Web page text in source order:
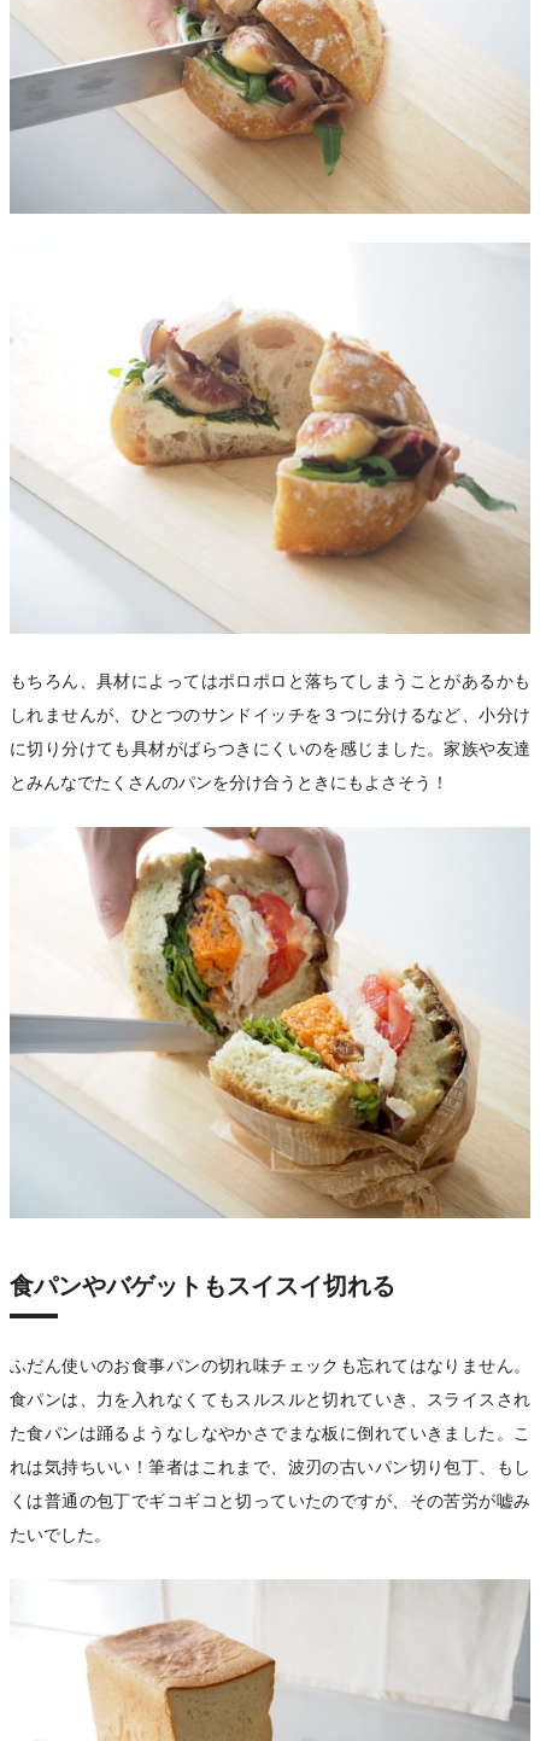
もちろん、具材によってはポロポロと落ちてしまうことがあるかも
しれませんが、ひとつのサンドイッチを３つに分けるなど、小分け
に切り分けても具材がばらつきにくいのを感じました。家族や友達
とみんなでたくさんのパンを分け合うときにもよさそう！
食パンやバゲットもスイスイ切れる
ふだん使いのお食事パンの切れ味チェックも忘れてはなりません。
食パンは、力を入れなくてもスルスルと切れていき、スライスされ
た食パンは踊るようなしなやかさでまな板に倒れていきました。こ
れは気持ちいい！筆者はこれまで、波刃の古いパン切り包丁、もし
くは普通の包丁でギコギコと切っていたのですが、その苦労が嘘み
たいでした。